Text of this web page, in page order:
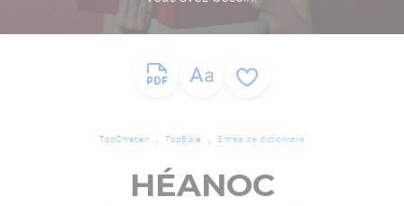
TopChrétien TopBible Entrée de dictionnaire
HÉANOC